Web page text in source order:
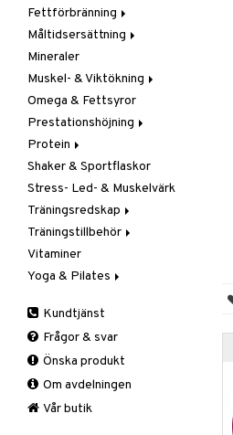
Sportdrycker
Fettförbränning
Kapslar & Tabletter
Måltidsersättning
Pulver & Drycker
Mineraler
Muskel- & Viktökning
Aminosyror
Gainer
Kreatin
Övriga
Omega & Fettsyror
Prestationshöjning
Kreatin
Övriga
Pre-Workout
Protein
Blandat protein
Soja- & Äggprotein
Vassleprotein
Shaker & Sportflaskor
Stress- Led- & Muskelvärk
Träningsredskap
Kondition
Styrka
Tillbehör
Träningstillbehör
Gåstav
Övrigt
Armbåge
Handled
Knä
Vad
Vrist
Vitaminer
Yoga & Pilates
Tillbehör
Kundtjänst
Frågor & svar
Önska produkt
Om avdelningen
Vår butik